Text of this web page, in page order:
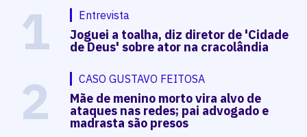
1 Entrevista
Joguei a toalha, diz diretor de 'Cidade
de Deus' sobre ator na cracolândia
2 CASO GUSTAVO FEITOSA
Mãe de menino morto vira alvo de
ataques nas redes; pai advogado e
madrasta são presos